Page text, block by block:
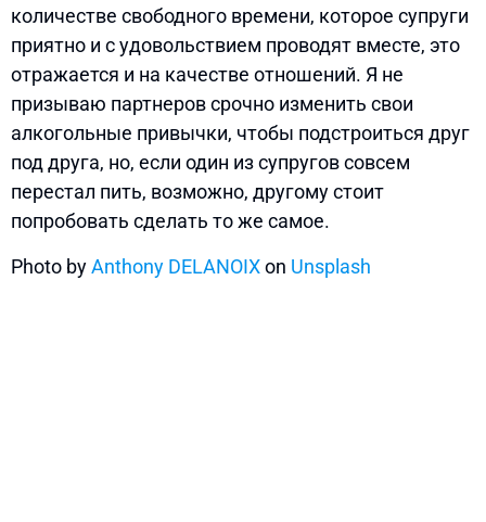
количестве свободного времени, которое супруги
приятно и с удовольствием проводят вместе, это
отражается и на качестве отношений. Я не
призываю партнеров срочно изменить свои
алкогольные привычки, чтобы подстроиться друг
под друга, но, если один из супругов совсем
перестал пить, возможно, другому стоит
попробовать сделать то же самое.
Photo byAnthony DELANOIXon Unsplash